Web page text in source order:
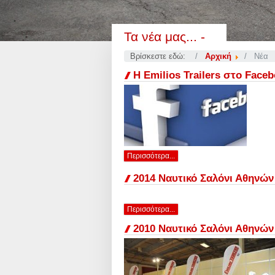
Βρίσκεστε εδώ: Αρχική Νέα
Τα νέα μας... -
Η Emilios Trailers στο
Περισσότερα...
2014 Ναυτικό Σαλόνι Αθηνών
Περισσότερα...
2010 Ναυτικό Σαλόνι Αθηνών